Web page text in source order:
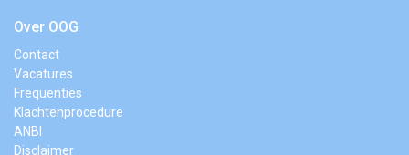
Over OOG
Contact
Vacatures
Frequenties
Klachtenprocedure
ANBI
Disclaimer